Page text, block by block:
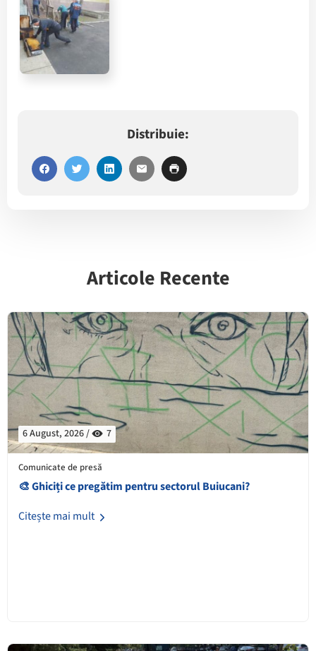
Distribuie:
Articole Recente
6 August, 2026 / 7
Comunicate de presă
🎨 Ghiciți ce pregătim pentru sectorul Buiucani?
Citește mai mult